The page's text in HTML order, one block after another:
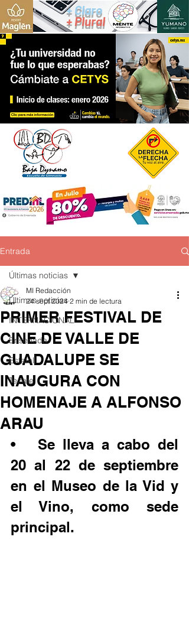
+ Claro
+ Plural
Entrada
Últimas noticias
INTERNACIONAL
Ensenada
Estatal
Tecate
Últimas noticias
PRIMER FESTIVAL DE
CINE DE VALLE DE
GUADALUPE SE
INAUGURA CON
HOMENAJE A ALFONSO
ARAU
MI Redacción
24 sept 2024 2 min de lectura
•	Se lleva a cabo del
20 al 22 de septiembre
en el Museo de la Vid y
el Vino, como sede
principal.